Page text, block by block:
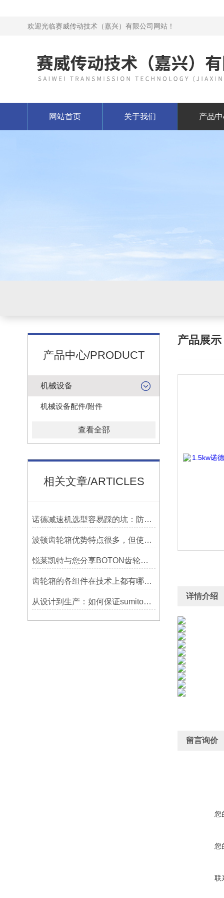
欢迎光临赛威传动技术（嘉兴）有限公司网站！
网站首页 关于我们 产品
产品中心/PRODUCT
机械设备
机械设备配件/附件
查看全部
相关文章/ARTICLES
诺德减速机选型容易踩的坑：防水等级选低了，户外用半年就废
波顿齿轮箱优势特点很多，但使用一定要符合条件并及时维护
锐莱凯特与您分享BOTON齿轮箱的制造技术
齿轮箱的各组件在技术上都有哪些要求？
从设计到生产：如何保证sumitomo减速机的质量与可靠性？
产品展示
详情介绍
留言询价
您
您
联